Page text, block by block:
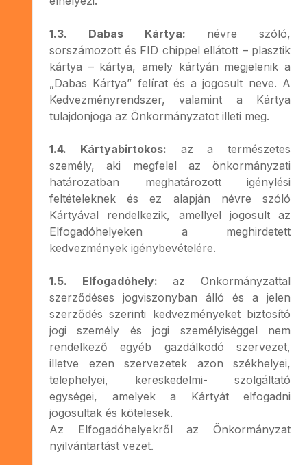
1.3. Dabas Kártya: névre szóló,
sorszámozott és FID chippel ellátott – plasztik
kártya – kártya, amely kártyán megjelenik a
„Dabas Kártya” felírat és a jogosult neve. A
Kedvezményrendszer, valamint a Kártya
tulajdonjoga az Önkormányzatot illeti meg.
1.4. Kártyabirtokos: az a természetes
személy, aki megfelel az önkormányzati
határozatban meghatározott igénylési
feltételeknek és ez alapján névre szóló
Kártyával rendelkezik, amellyel jogosult az
Elfogadóhelyeken a meghirdetett
kedvezmények igénybevételére.
1.5. Elfogadóhely: az Önkormányzattal
szerződéses jogviszonyban álló és a jelen
szerződés szerinti kedvezményeket biztosító
jogi személy és jogi személyiséggel nem
rendelkező egyéb gazdálkodó szervezet,
illetve ezen szervezetek azon székhelyei,
telephelyei, kereskedelmi- szolgáltató
egységei, amelyek a Kártyát elfogadni
jogosultak és kötelesek.
Az Elfogadóhelyekről az Önkormányzat
nyilvántartást vezet.